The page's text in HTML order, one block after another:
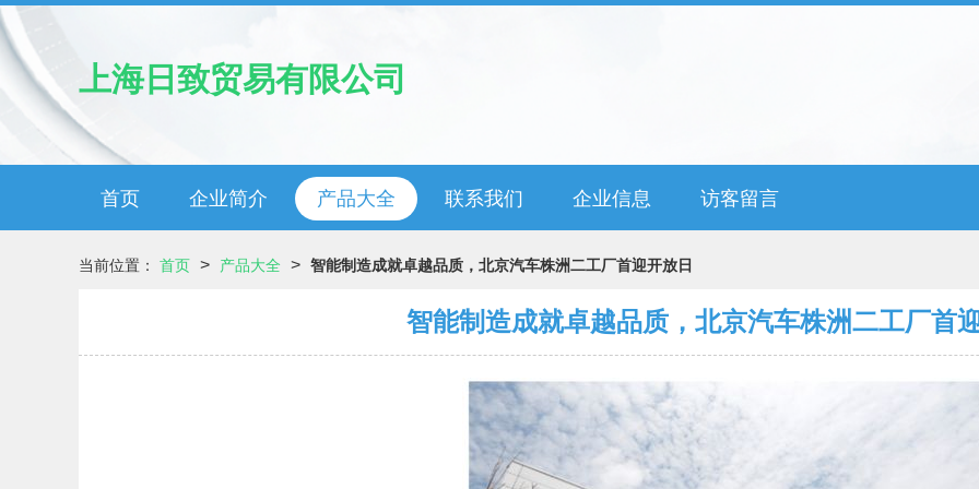
上海日致贸易有限公司
首页 企业简介 产品大全 联系我们 企业信息 访客留言
当前位置： 首页 > 产品大全 > 智能制造成就卓越品质，北京汽车株洲二工厂首迎开放日
智能制造成就卓越品质，北京汽车株洲二工厂首